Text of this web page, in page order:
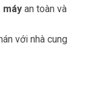
máy an toàn và
với nhà cung